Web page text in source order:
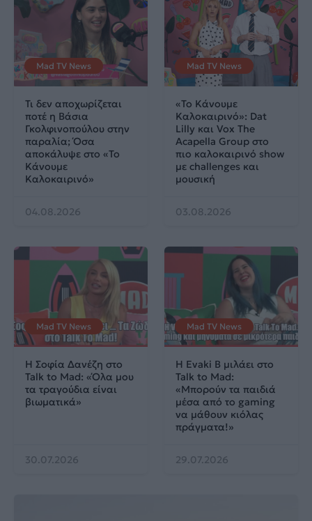
Mad TV News
Τι δεν αποχωρίζεται
ποτέ η Βάσια
Γκολφινοπούλου στην
παραλία; Όσα
αποκάλυψε στο «Το
Κάνουμε
Καλοκαιρινό»
04.08.2026
Mad TV News
«Το Κάνουμε
Καλοκαιρινό»: Dat
Lilly και Vox The
Acapella Group στο
πιο καλοκαιρινό show
με challenges και
μουσική
03.08.2026
Mad TV News
H Σοφία Δανέζη στο
Talk to Mad: «Όλα μου
τα τραγούδια είναι
βιωματικά»
30.07.2026
Mad TV News
Η Evaki B μιλάει στο
Talk to Mad:
«Μπορούν τα παιδιά
μέσα από το gaming
να μάθουν κιόλας
πράγματα!»
29.07.2026